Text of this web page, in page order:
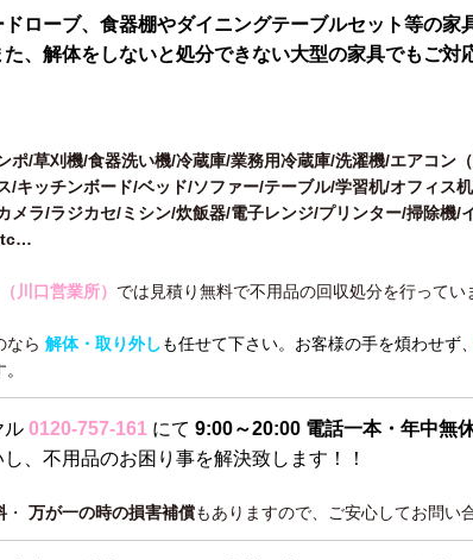
ローブ、食器棚やダイニングテーブルセット等の家
、解体をしないと処分できない大型の家具でもご対
ポ/草刈機/食器洗い機/冷蔵庫/業務用冷蔵庫/洗濯機/エアコン
/キッチンボード/ベッド/ソファー/テーブル/学習机/オフィス
メラ/ラジカセ/ミシン/炊飯器/電子レンジ/プリンター/掃除機/
川口営業所） では見積り無料で不用品の回収処分を行ってい
なら 解体・取り外しも任せて下さい。お客様の手を煩わせず、
ル 0120-757-161 にて 9:00～20:00 電話一本・年中無
、不用品のお困り事を解決致します！！
・ 万が一の時の損害補償もありますので、ご安心してお問い